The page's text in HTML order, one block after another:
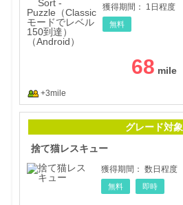
獲得期間：
1日程度
無料
68
+3mile
グレード対象
捨て猫レスキュー
獲得期間： 数日程度
無料 即時